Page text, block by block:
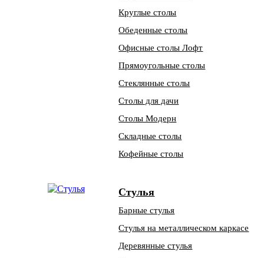
Круглые столы
Обеденные столы
Офисные столы Лофт
Прямоугольные столы
Стеклянные столы
Столы для дачи
Столы Модерн
Складные столы
Кофейные столы
Стулья
Барные стулья
Стулья на металлическом каркасе
Деревянные стулья